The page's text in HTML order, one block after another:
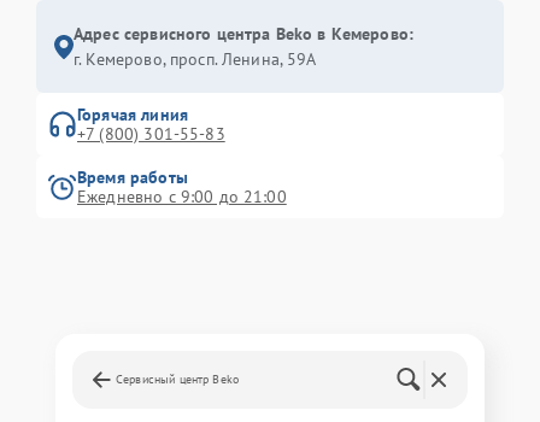
Адрес сервисного центра Beko в Кемерово:
г. Кемерово, просп. Ленина, 59А
Горячая линия
+7 (800) 301-55-83
Время работы
Ежедневно с 9:00 до 21:00
Сервисный центр Beko